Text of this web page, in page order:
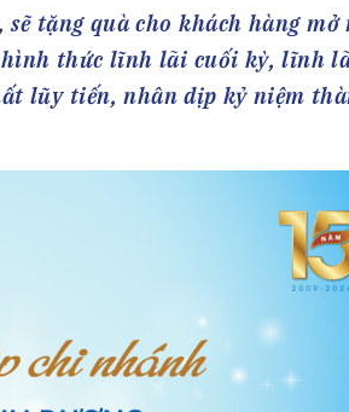
TUYỂN DỤNG
tặng quà cho khách hàng mở
hình thức lĩnh lãi cuối kỳ, lĩnh
lũy tiến, nhân dịp kỷ niệm